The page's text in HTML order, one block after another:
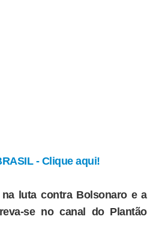
- Clique aqui!
luta contra Bolsonaro e a
se no canal do Plantão